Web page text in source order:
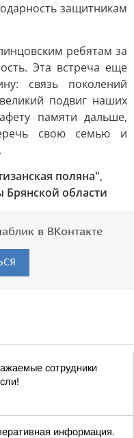
защитникам
ребятам за
Эта встреча еще
связь поколений
подвиг наших
памяти дальше,
свою семью и
поляна",
Брянской области
в ВКонтакте
сотрудники
информация.